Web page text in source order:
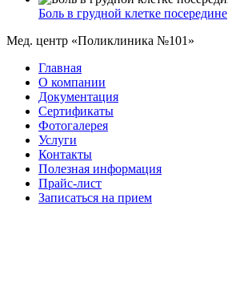
Боль в грудной клетке посередине
Мед. центр «Поликлиника №101»
Главная
О компании
Документация
Сертификаты
Фотогалерея
Услуги
Контакты
Полезная информация
Прайс-лист
Записаться на прием